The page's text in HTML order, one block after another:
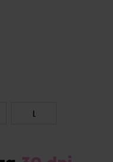
L